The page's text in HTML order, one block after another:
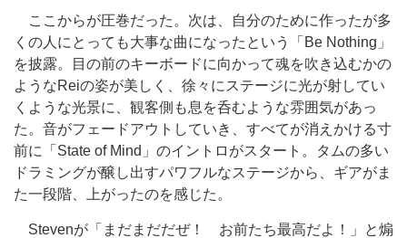
ここからが圧巻だった。次は、自分のために作ったが多
くの人にとっても大事な曲になったという「Be Nothing」
を披露。目の前のキーボードに向かって魂を吹き込むかの
ようなReiの姿が美しく、徐々にステージに光が射してい
くような光景に、観客側も息を呑むような雰囲気があっ
た。音がフェードアウトしていき、すべてが消えかける寸
前に「State of Mind」のイントロがスタート。タムの多い
ドラミングが醸し出すパワフルなステージから、ギアがま
た一段階、上がったのを感じた。
Stevenが「まだまだだぜ！ お前たち最高だよ！」と煽